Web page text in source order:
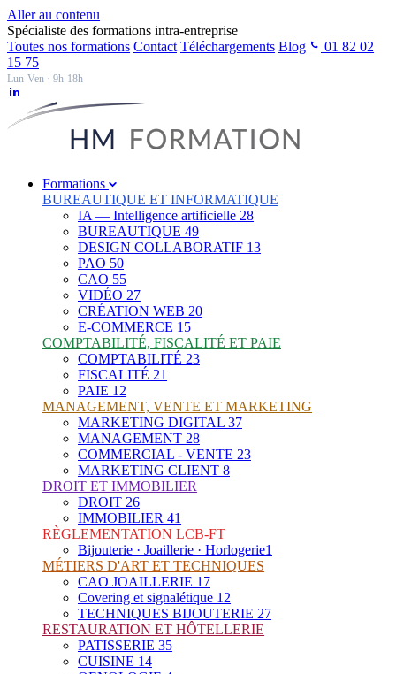
Aller au contenu
Spécialiste des formations intra-entreprise
Toutes nos formations Contact Téléchargements Blog
01 82 02
15 75
Lun-Ven · 9h-18h
Formations
BUREAUTIQUE ET INFORMATIQUE
IA — Intelligence artificielle 28
BUREAUTIQUE 49
DESIGN COLLABORATIF 13
PAO 50
CAO 55
VIDÉO 27
CRÉATION WEB 20
E-COMMERCE 15
COMPTABILITÉ, FISCALITÉ ET PAIE
COMPTABILITÉ 23
FISCALITÉ 21
PAIE 12
MANAGEMENT, VENTE ET MARKETING
MARKETING DIGITAL 37
MANAGEMENT 28
COMMERCIAL - VENTE 23
MARKETING CLIENT 8
DROIT ET IMMOBILIER
DROIT 26
IMMOBILIER 41
RÈGLEMENTATION LCB-FT
Bijouterie · Joaillerie · Horlogerie1
MÉTIERS D'ART ET TECHNIQUES
CAO JOAILLERIE 17
Covering et signalétique 12
TECHNIQUES BIJOUTERIE 27
RESTAURATION ET HÔTELLERIE
PATISSERIE 35
CUISINE 14